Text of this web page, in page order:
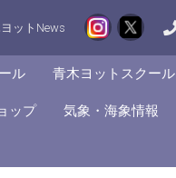
ットNews
ル 青木ヨットスクール
ップ 気象・海象情報